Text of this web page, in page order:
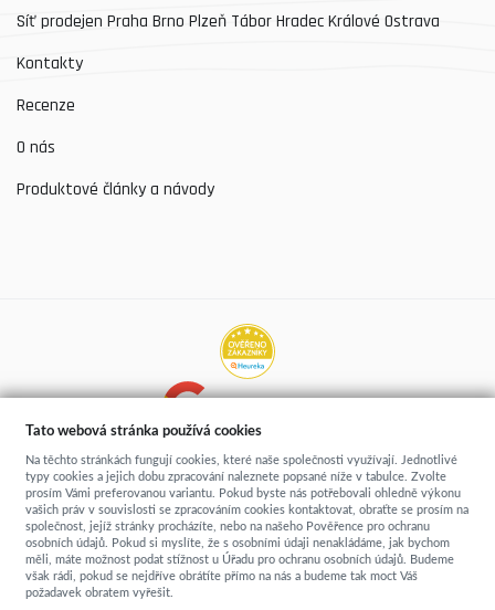
Síť prodejen Praha Brno Plzeň Tábor Hradec Králové Ostrava
Kontakty
Recenze
O nás
Produktové články a návody
Více než 5200 recenzí
copyright © 2015Spime.cz- postele, rošty, matrace
Tato webová stránka používá cookies
Na těchto stránkách fungují cookies, které naše společnosti využívají. Jednotlivé
typy cookies a jejich dobu zpracování naleznete popsané níže v tabulce. Zvolte
prosím Vámi preferovanou variantu. Pokud byste nás potřebovali ohledně výkonu
vašich práv v souvislosti se zpracováním cookies kontaktovat, obraťte se prosím na
společnost, jejíž stránky procházíte, nebo na našeho Pověřence pro ochranu
osobních údajů. Pokud si myslíte, že s osobními údaji nenakládáme, jak bychom
měli, máte možnost podat stížnost u Úřadu pro ochranu osobních údajů. Budeme
však rádi, pokud se nejdříve obrátíte přímo na nás a budeme tak moct Váš
požadavek obratem vyřešit.